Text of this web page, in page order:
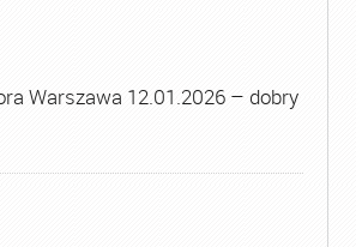
Warszawa 12.01.2026 – dobry